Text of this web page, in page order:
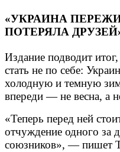
«УКРАИНА
ПОТЕРЯЛА
Издание подводит
стать не по себе:
холодную и темную
впереди — не весна, а
«Теперь перед ней
отчуждение одного за
союзников», — пишет